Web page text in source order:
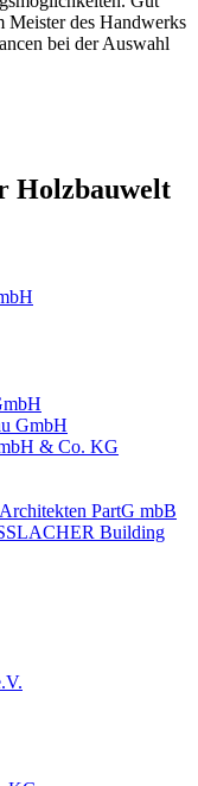
Meister des Handwerks
bei der Auswahl
Holzbauwelt